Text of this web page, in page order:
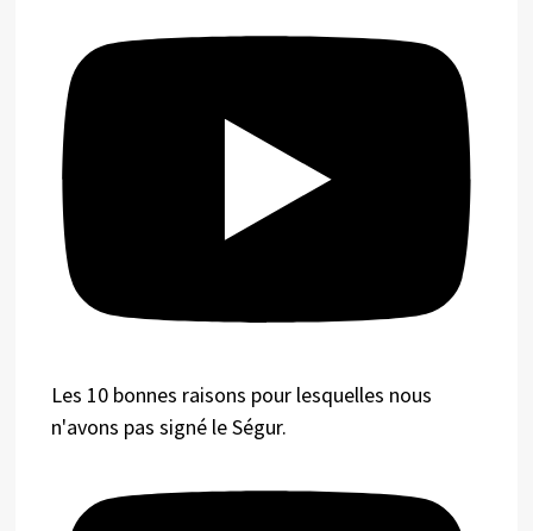
Les 10 bonnes raisons pour lesquelles nous
n'avons pas signé le Ségur.